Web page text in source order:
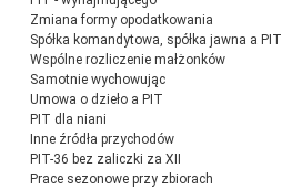
Zmiana formy opodatkowania
Spółka komandytowa, spółka jawna a PIT
Wspólne rozliczenie małżonków
Samotnie wychowując
Umowa o dzieło a PIT
PIT dla niani
Inne źródła przychodów
PIT-36 bez zaliczki za XII
Prace sezonowe przy zbiorach